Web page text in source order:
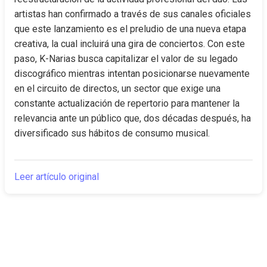
artistas han confirmado a través de sus canales oficiales
que este lanzamiento es el preludio de una nueva etapa
creativa, la cual incluirá una gira de conciertos. Con este
paso, K-Narias busca capitalizar el valor de su legado
discográfico mientras intentan posicionarse nuevamente
en el circuito de directos, un sector que exige una
constante actualización de repertorio para mantener la
relevancia ante un público que, dos décadas después, ha
diversificado sus hábitos de consumo musical.
Leer artículo original